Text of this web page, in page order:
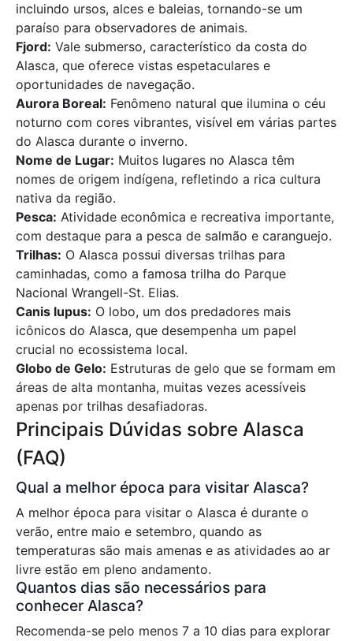
incluindo ursos, alces e baleias, tornando-se um
paraíso para observadores de animais.
Fjord: Vale submerso, característico da costa do
Alasca, que oferece vistas espetaculares e
oportunidades de navegação.
Aurora Boreal: Fenômeno natural que ilumina o céu
noturno com cores vibrantes, visível em várias partes
do Alasca durante o inverno.
Nome de Lugar: Muitos lugares no Alasca têm
nomes de origem indígena, refletindo a rica cultura
nativa da região.
Pesca: Atividade econômica e recreativa importante,
com destaque para a pesca de salmão e caranguejo.
Trilhas: O Alasca possui diversas trilhas para
caminhadas, como a famosa trilha do Parque
Nacional Wrangell-St. Elias.
Canis lupus: O lobo, um dos predadores mais
icônicos do Alasca, que desempenha um papel
crucial no ecossistema local.
Globo de Gelo: Estruturas de gelo que se formam em
áreas de alta montanha, muitas vezes acessíveis
apenas por trilhas desafiadoras.
Principais Dúvidas sobre Alasca
(FAQ)
Qual a melhor época para visitar Alasca?
A melhor época para visitar o Alasca é durante o
verão, entre maio e setembro, quando as
temperaturas são mais amenas e as atividades ao ar
livre estão em pleno andamento.
Quantos dias são necessários para
conhecer Alasca?
Recomenda-se pelo menos 7 a 10 dias para explorar